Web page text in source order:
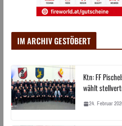
IM ARCHIV GESTÖBERT
Ktn: FF
wählt
24. Februar